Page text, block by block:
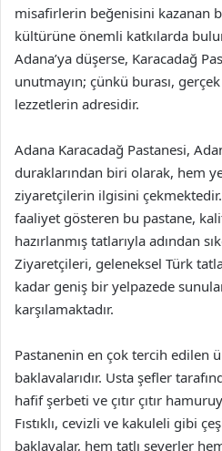
misafirlerin beğenisini kazanan
kültürüne önemli katkılarda
Adana’ya düşerse, Karacadağ
unutmayın; çünkü burası,
lezzetlerin adresidir.
Adana Karacadağ Pastanesi,
duraklarından biri olarak, hem
ziyaretçilerin ilgisini
faaliyet gösteren bu pastane,
hazırlanmış tatlarıyla adından
Ziyaretçileri, geleneksel Türk
kadar geniş bir yelpazede
karşılamaktadır.
Pastanenin en çok tercih edilen
baklavalarıdır. Usta şefler
hafif şerbeti ve çıtır çıtır
Fıstıklı, cevizli ve kakuleli gibi
baklavalar, hem tatlı severler